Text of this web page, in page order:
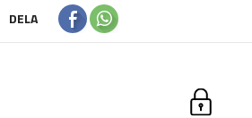
DELA